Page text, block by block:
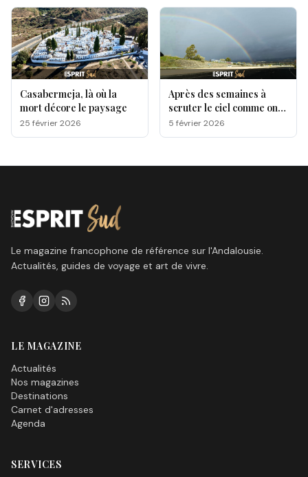
Casabermeja, là où la
mort décore le paysage
25 février 2026
Après des semaines à
scruter le ciel comme on
attend une lettre qui
n’arrive pas, une question
quand le soleil va-t-il
5 février 2026
Le magazine francophone de référence sur l'Andalousie.
Actualités, guides de voyage et art de vivre.
LE MAGAZINE
Actualités
Nos magazines
Destinations
Carnet d'adresses
Agenda
SERVICES